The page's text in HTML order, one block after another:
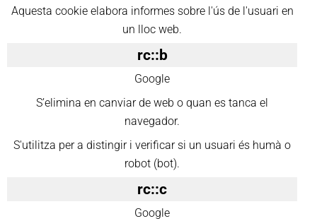
Aquesta cookie elabora informes sobre l'ús de l'usuari en
un lloc web.
rc::b
Google
S’elimina en canviar de web o quan es tanca el
navegador.
S'utilitza per a distingir i verificar si un usuari és humà o
robot (bot).
rc::c
Google